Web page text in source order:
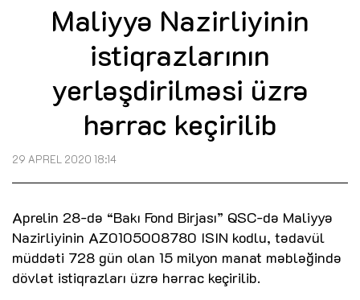
Maliyyə Nazirliyinin
istiqrazlarının
yerləşdirilməsi üzrə
hərrac keçirilib
29 APREL 2020 18:14
Aprelin 28-də “Bakı Fond Birjası” QSC-də Maliyyə
Nazirliyinin AZ0105008780 ISIN kodlu, tədavül
müddəti 728 gün olan 15 milyon manat məbləğində
dövlət istiqrazları üzrə hərrac keçirilib.